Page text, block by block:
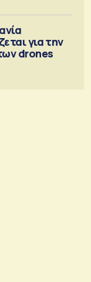
για την
drones